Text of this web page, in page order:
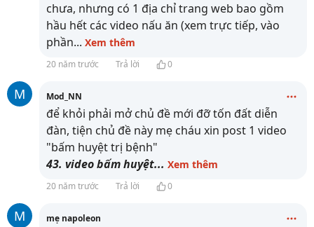
chưa, nhưng có 1 địa chỉ trang web bao gồm
hầu hết các video nấu ăn (xem trực tiếp, vào
phần... Xem thêm
20 năm trước Trả lời 0
M Mod_NN
để khỏi phải mở chủ đề mới đỡ tốn đất diễn
đàn, tiện chủ đề này mẹ cháu xin post 1 video
"bấm huyệt trị bệnh"
43. video bấm huyệt... Xem thêm
20 năm trước Trả lời 0
M mẹ napoleon